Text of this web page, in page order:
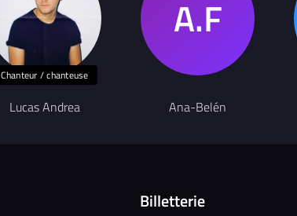
Chanteur / chanteuse
Lucas Andrea Ana-Belén
Billetterie